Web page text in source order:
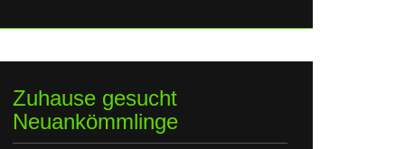
Zuhause gesucht
Neuankömmlinge